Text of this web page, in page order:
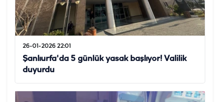
26-01-2026 22:01
Şanlıurfa'da 5 günlük yasak başlıyor! Valilik
duyurdu